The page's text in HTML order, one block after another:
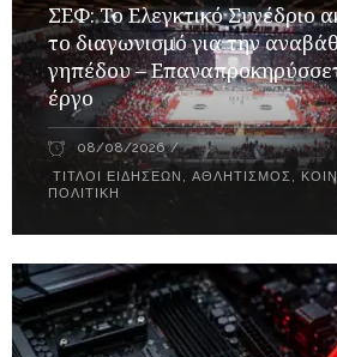
ΣΕΦ: Το Ελεγκτικό Συνέδριο
το διαγωνισμό για την
γηπέδου –
έργο
08/08/2026
ΤΊΤΛΟΙ ΕΙΔΉΣΕΩΝ ,ΑΘΛΗΤΙΣΜΌΣ,
ΠΟΛΙΤΙΚΉ